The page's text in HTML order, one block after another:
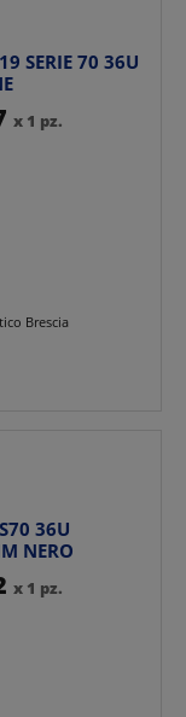
x 1 pz.
Brescia
36U
NERO
x 1 pz.